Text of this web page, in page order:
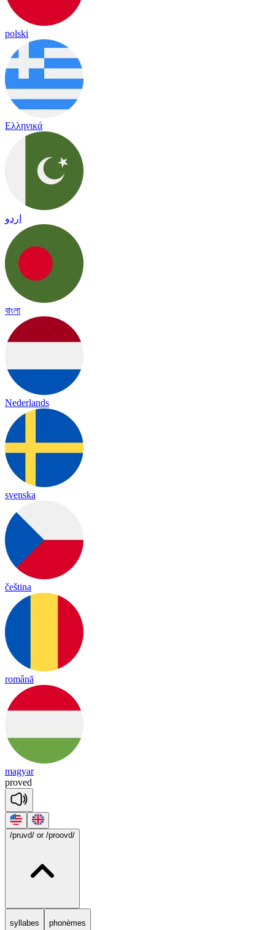
polski
Ελληνικά
اردو
বাংলা
Nederlands
svenska
čeština
română
magyar
proved
/pruvd/ or /proovd/
syllabes phonèmes